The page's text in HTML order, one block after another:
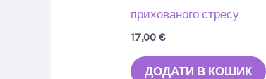
прихованого стресу
17,00€
ДОДАТИ В КОШИК